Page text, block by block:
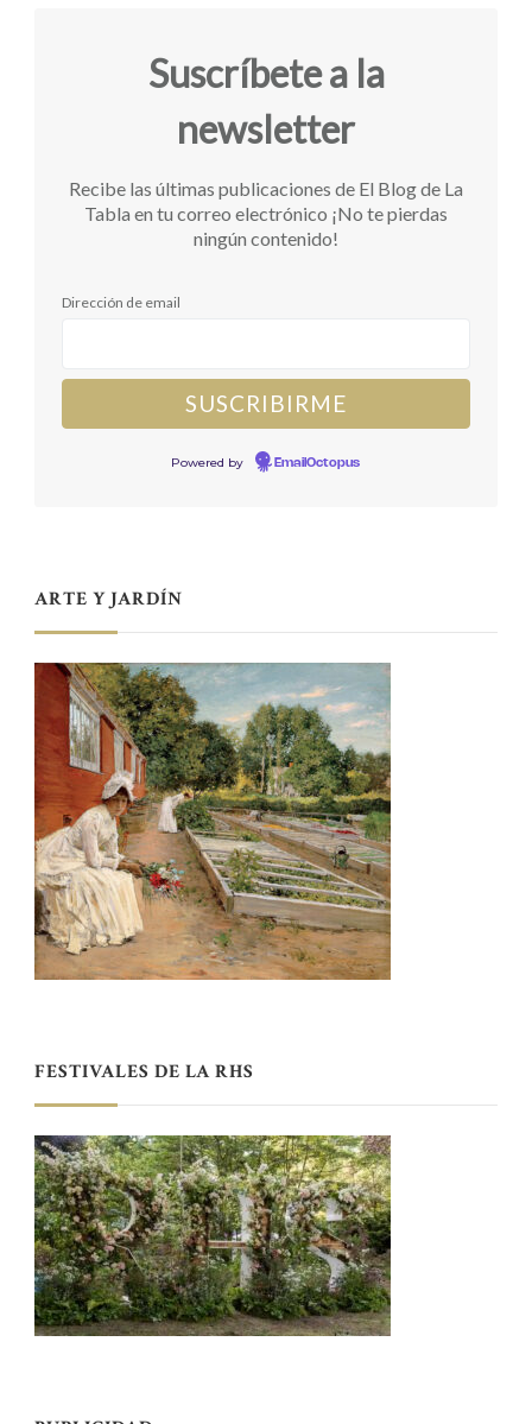
Suscríbete a la
newsletter
Recibe las últimas publicaciones de El Blog de La
Tabla en tu correo electrónico ¡No te pierdas
ningún contenido!
Dirección de email
Powered by EmailOctopus
ARTE Y JARDÍN
FESTIVALES DE LA RHS